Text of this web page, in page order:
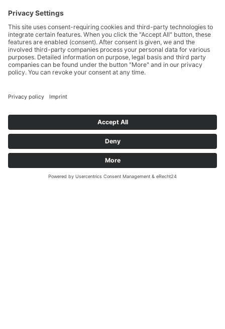
MEGADENTA Dentalprodukte GmbH
D-01454 Radeberg, Germany